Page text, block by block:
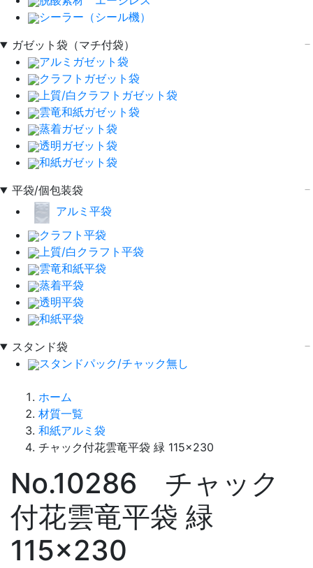
シーラー（シール機）
ガゼット袋（マチ付袋）
アルミガゼット袋
クラフトガゼット袋
上質/白クラフトガゼット袋
雲竜和紙ガゼット袋
蒸着ガゼット袋
透明ガゼット袋
和紙ガゼット袋
平袋/個包装袋
アルミ平袋
クラフト平袋
上質/白クラフト平袋
雲竜和紙平袋
蒸着平袋
透明平袋
和紙平袋
スタンド袋
スタンドパック/チャック無し
ホーム
材質一覧
和紙アルミ袋
チャック付花雲竜平袋 緑 115×230
No.10286 チャック
付花雲竜平袋 緑
115×230